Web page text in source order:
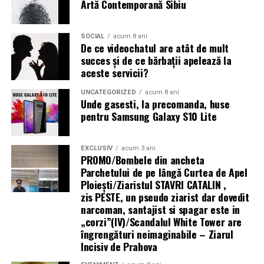
Tratamentul hormonal al endometriozei
(contraceptive, progestative, analogi GnRH)
îmbunătățește fertilitateași nu trebuie recomandat cu
scopul de a crește șansele de sarcină. Suprimarea
hormonală oprește funcția ovariană și, implicit, orice
posibilitate de concepție pe durata tratamentului.
Analogii GnRH sunt folosiți uneoripreoperatorpentru
a reduce volumul și vascularizația leziunilor (facilitând
chirurgia), sau
postoperatorpentru a preveni recurența
— dar nu ca tratament de fertilitate în sine.
Mesajul final pentru femeile cu endometrioză și
dorința de sarcină
Endometrioza nu înseamnă infertilitate garantată.
Multe femei cu endometrioză, inclusiv stadii avansate,
rămân gravide — spontan sau cu ajutorul tratamentelor
infrastructură energetică
„Există un decalaj
structural între
cerințele actuale ale
fondurilor europene —
care impun
echipamente 100%
electrice — și
capacitatea reală a
infrastructurii de a livra
energie acolo unde se
desfășoară lucrările.
Artă Contemporană Sibiu
SOCIAL acum 8 ani
De ce videochatul are atât de mult
succes și de ce bărbații apelează la
aceste servicii?
UNCATEGORIZED acum 8 ani
Unde gasesti, la precomanda, huse
pentru Samsung Galaxy S10 Lite
EXCLUSIV acum 3 ani
PROMO/Bombele din ancheta
Parchetului de pe lângă Curtea de Apel
Ploieşti/Ziaristul STAVRI CATALIN ,
zis PESTE, un pseudo ziarist dar dovedit
narcoman, santajist si spagar este in
„corzi”(IV)/Scandalul White Tower are
îngrengături neimaginabile – Ziarul
Incisiv de Prahova